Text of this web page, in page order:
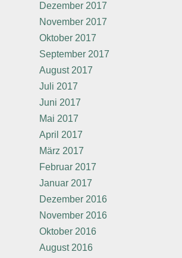
Dezember 2017
November 2017
Oktober 2017
September 2017
August 2017
Juli 2017
Juni 2017
Mai 2017
April 2017
März 2017
Februar 2017
Januar 2017
Dezember 2016
November 2016
Oktober 2016
August 2016